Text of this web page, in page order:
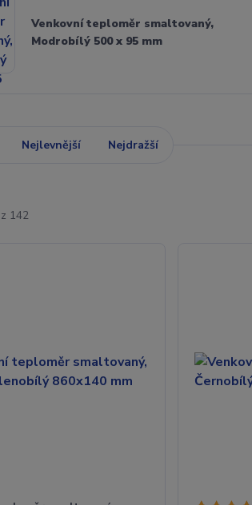
Venkovní teploměr smaltovaný,
Modrobílý 500 x 95 mm
Nejlevnější Nejdražší
142